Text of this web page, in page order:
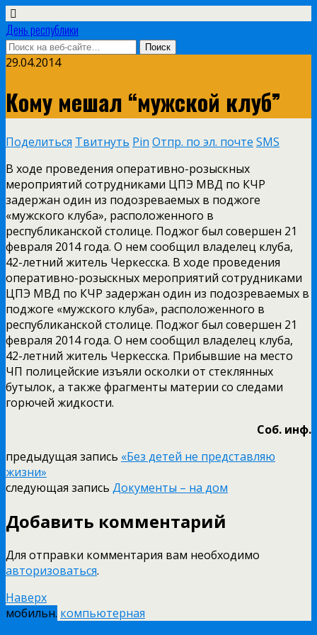
День республики
29.04.2014
Кому мешал “мужской клуб”
Поделиться Твитнуть Pin Отпр. по эл. почте SMS
В ходе проведения оперативно­-розыскных
мероприятий сотрудниками ЦПЭ МВД по КЧР
задержан один из подозреваемых в поджоге
«мужского клуба», расположенного в
республиканской столице. Поджог был совершен 21
февраля 2014 года. О нем сообщил владелец клуба,
42­-летний житель Черкесска. В ходе проведения
оперативно­-розыскных мероприятий сотрудниками
ЦПЭ МВД по КЧР задержан один из подозреваемых в
поджоге «мужского клуба», расположенного в
республиканской столице. Поджог был совершен 21
февраля 2014 года. О нем сообщил владелец клуба,
42­-летний житель Черкесска. Прибывшие на место
ЧП полицейские изъяли осколки от стеклянных
бутылок, а также фрагменты материи со следами
горючей жидкости.
Соб. инф.
предыдущая запись «Без детей не представляю
жизни»
следующая запись Документы – на дом
Добавить комментарий
Для отправки комментария вам необходимо
авторизоваться.
Наверх
мобильн. компьютерная